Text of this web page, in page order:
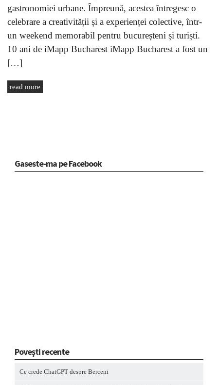
gastronomiei urbane. Împreună, acestea întregesc o
celebrare a creativității și a experienței colective, într-
un weekend memorabil pentru bucureșteni și turiști.
10 ani de iMapp Bucharest iMapp Bucharest a fost un
[…]
read more
Gaseste-ma pe Facebook
Povești recente
Ce crede ChatGPT despre Berceni